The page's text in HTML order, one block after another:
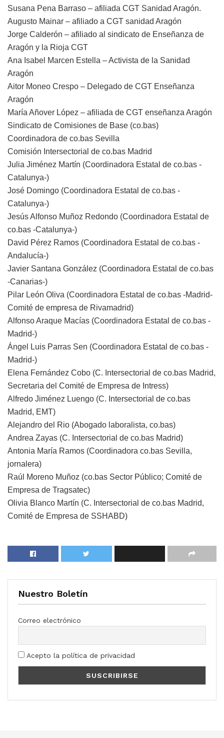
Susana Pena Barraso – afiliada CGT Sanidad Aragón.
Augusto Mainar – afiliado a CGT sanidad Aragón
Jorge Calderón – afiliado al sindicato de Enseñanza de
Aragón y la Rioja CGT
Ana Isabel Marcen Estella – Activista de la Sanidad
Aragón
Aitor Moneo Crespo – Delegado de CGT Enseñanza
Aragón
María Añover López – afiliada de CGT enseñanza Aragón
Sindicato de Comisiones de Base (co.bas)
Coordinadora de co.bas Sevilla
Comisión Intersectorial de co.bas Madrid
Julia Jiménez Martín (Coordinadora Estatal de co.bas -
Catalunya-)
José Domingo (Coordinadora Estatal de co.bas -
Catalunya-)
Jesús Alfonso Muñoz Redondo (Coordinadora Estatal de
co.bas -Catalunya-)
David Pérez Ramos (Coordinadora Estatal de co.bas -
Andalucía-)
Javier Santana González (Coordinadora Estatal de co.bas
-Canarias-)
Pilar León Oliva (Coordinadora Estatal de co.bas -Madrid-
Comité de empresa de Rivamadrid)
Alfonso Araque Macías (Coordinadora Estatal de co.bas -
Madrid-)
Ángel Luis Parras Sen (Coordinadora Estatal de co.bas -
Madrid-)
Elena Fernández Cobo (C. Intersectorial de co.bas Madrid,
Secretaria del Comité de Empresa de Intress)
Alfredo Jiménez Luengo (C. Intersectorial de co.bas
Madrid, EMT)
Alejandro del Rio (Abogado laboralista, co.bas)
Andrea Zayas (C. Intersectorial de co.bas Madrid)
Antonia María Ramos (Coordinadora co.bas Sevilla,
jornalera)
Raúl Moreno Muñoz (co.bas Sector Público; Comité de
Empresa de Tragsatec)
Olivia Blanco Martín (C. Intersectorial de co.bas Madrid,
Comité de Empresa de SSHABD)
Nuestro Boletín
Correo electrónico
Acepto la política de privacidad